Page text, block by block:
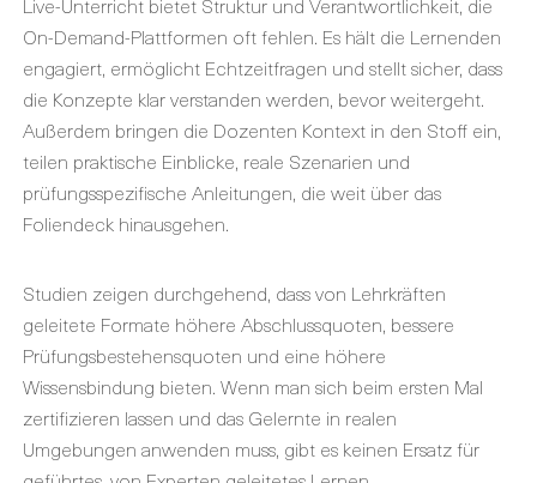
On-Demand-Plattformen oft fehlen. Es hält die Lernenden
engagiert, ermöglicht Echtzeitfragen und stellt sicher, dass
die Konzepte klar verstanden werden, bevor weitergeht.
Außerdem bringen die Dozenten Kontext in den Stoff ein,
teilen praktische Einblicke, reale Szenarien und
prüfungsspezifische Anleitungen, die weit über das
Foliendeck hinausgehen.
Studien zeigen durchgehend, dass von Lehrkräften
geleitete Formate höhere Abschlussquoten, bessere
Prüfungsbestehensquoten und eine höhere
Wissensbindung bieten. Wenn man sich beim ersten Mal
zertifizieren lassen und das Gelernte in realen
Umgebungen anwenden muss, gibt es keinen Ersatz für